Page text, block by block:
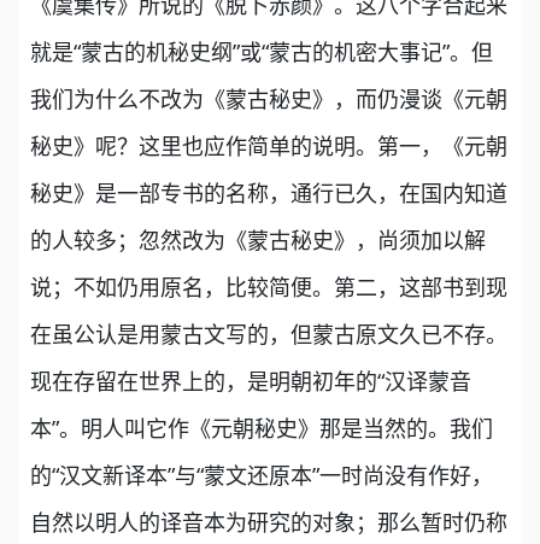
就是“蒙古的机秘史纲”或“蒙古的机密大事记”。但
我们为什么不改为《蒙古秘史》，而仍漫谈《元朝
秘史》呢？这里也应作简单的说明。第一，《元朝
秘史》是一部专书的名称，通行已久，在国内知道
的人较多；忽然改为《蒙古秘史》，尚须加以解
说；不如仍用原名，比较简便。第二，这部书到现
在虽公认是用蒙古文写的，但蒙古原文久已不存。
现在存留在世界上的，是明朝初年的“汉译蒙音
本”。明人叫它作《元朝秘史》那是当然的。我们
的“汉文新译本”与“蒙文还原本”一时尚没有作好，
自然以明人的译音本为研究的对象；那么暂时仍称